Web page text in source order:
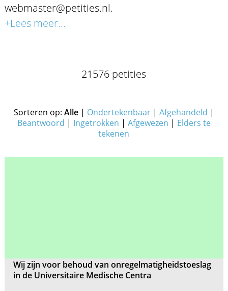
webmaster@petities.nl.
+Lees meer...
21576 petities
Sorteren op: Alle| Ondertekenbaar| Afgehandeld |
Beantwoord | Ingetrokken | Afgewezen | Elders te
tekenen
Wij zijn voor behoud van onregelmatigheidstoeslag
in de Universitaire Medische Centra